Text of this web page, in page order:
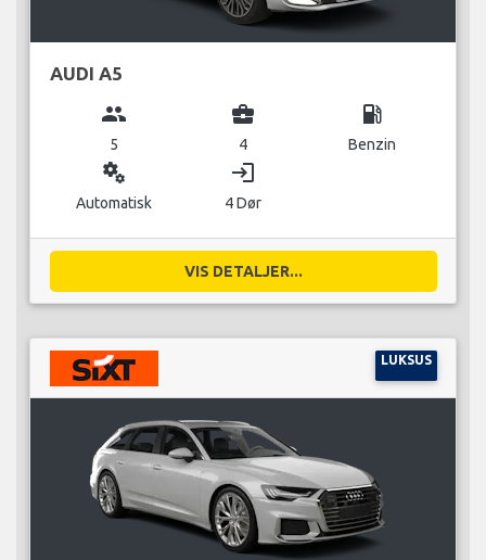
AUDI A5
group
5
business_center
4
local_gas_station
Benzin
miscellaneous_services
Automatisk
login
4 Dør
VIS DETALJER...
LUKSUS